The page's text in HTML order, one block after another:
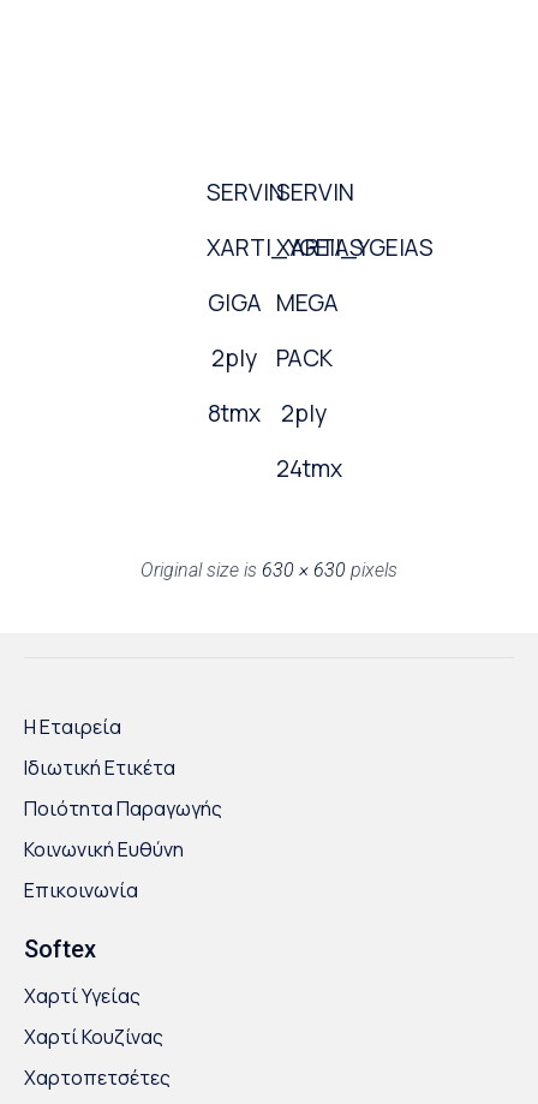
SERVIN
XARTI_YGEIAS
GIGA
2ply
8tmx
SERVIN
XARTI_YGEIAS
MEGA
PACK
2ply
24tmx
Original size is 630 × 630 pixels
Η Εταιρεία
Ιδιωτική Ετικέτα
Ποιότητα Παραγωγής
Κοινωνική Ευθύνη
Επικοινωνία
Softex
Χαρτί Υγείας
Χαρτί Κουζίνας
Χαρτοπετσέτες